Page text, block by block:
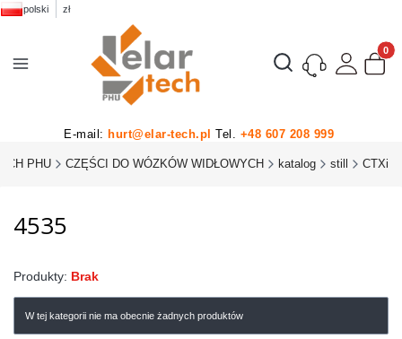
polski zł
Otwórz wyszukiwarkę
E-mail: hurt@elar-tech.pl Tel. +48 607 208 999
PHU CZĘŚCI DO WÓZKÓW WIDŁOWYCH katalog still CTXi
4535
Produkty: Brak
W tej kategorii nie ma obecnie żadnych produktów